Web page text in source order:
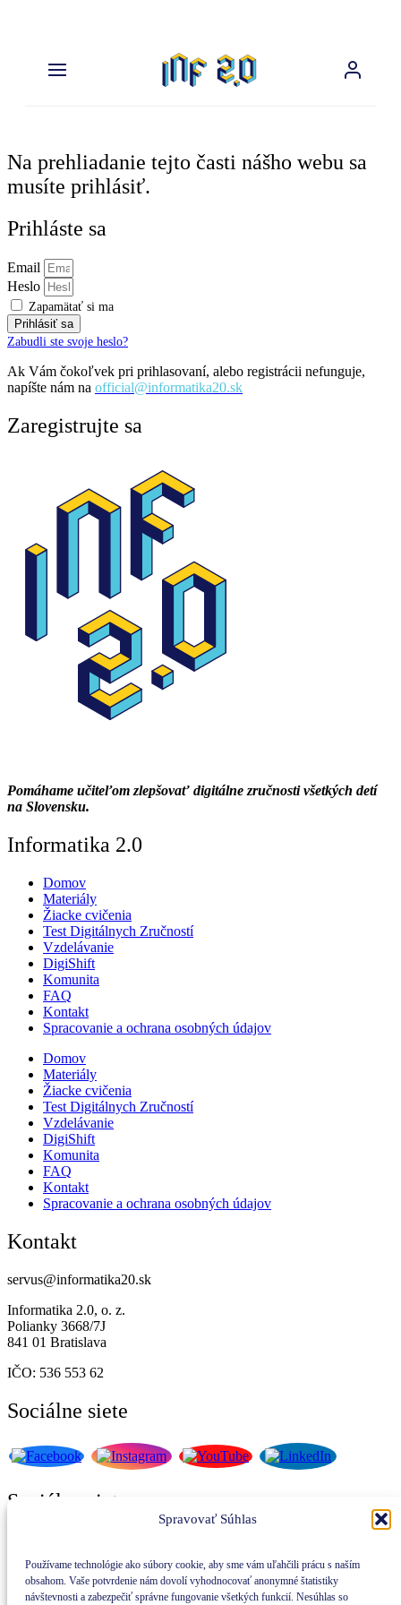
Spravovať Súhlas
Používame technológie ako súbory cookie, aby sme vám uľahčili prácu s naším
obsahom. Vaše potvrdenie nám dovolí vyhodnocovať anonymné štatistiky
návštevnosti a zabezpečiť správne fungovanie všetkých funkcií. Nesúhlas so
Na prehliadanie tejto časti nášho webu sa
musíte prihlásiť.
Prihláste sa
Email
Heslo
Zapamätať si ma
Prihlásiť sa
Zabudli ste svoje heslo?
Ak Vám čokoľvek pri prihlasovaní, alebo registrácii nefunguje,
napíšte nám na official@informatika20.sk
Zaregistrujte sa
Pomáhame učiteľom zlepšovať digitálne zručnosti všetkých detí
na Slovensku.
Informatika 2.0
Domov
Materiály
Žiacke cvičenia
Test Digitálnych Zručností
Vzdelávanie
DigiShift
Komunita
FAQ
Kontakt
Spracovanie a ochrana osobných údajov
Domov
Materiály
Žiacke cvičenia
Test Digitálnych Zručností
Vzdelávanie
DigiShift
Komunita
FAQ
Kontakt
Spracovanie a ochrana osobných údajov
Kontakt
servus@informatika20.sk
Informatika 2.0, o. z.
Polianky 3668/7J
841 01 Bratislava
IČO: 536 553 62
Sociálne siete
Sociálne siete
Prihláste sa na odber nášho